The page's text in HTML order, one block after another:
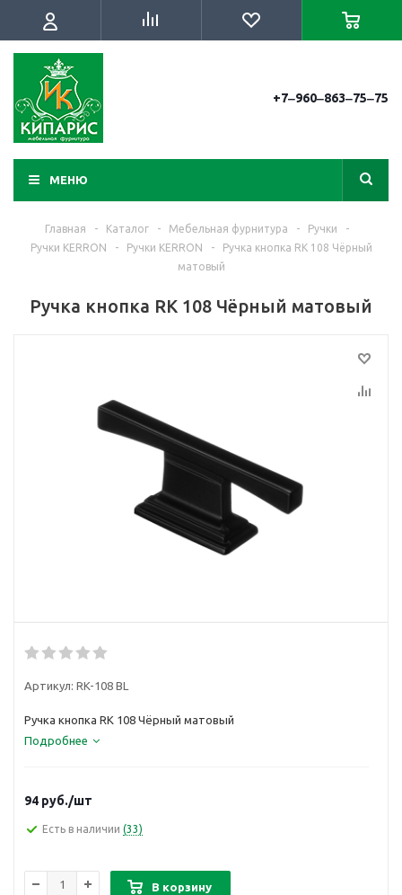
+7‒960‒863‒75‒75
МЕНЮ
Главная - Каталог - Мебельная фурнитура - Ручки
-
Ручки KERRON
- Ручки KERRON -
Ручка кнопка RK 108 Чёрный
матовый
Ручка кнопка RK 108 Чёрный матовый
Артикул: RK-108 BL
Ручка кнопка RK 108 Чёрный матовый
Подробнее
94 руб./шт
Есть в наличии (33)
В корзину